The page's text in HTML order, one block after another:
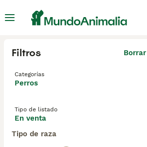
Filtros
Categorías
Perros
Tipo de listado
En venta
Tipo de raza